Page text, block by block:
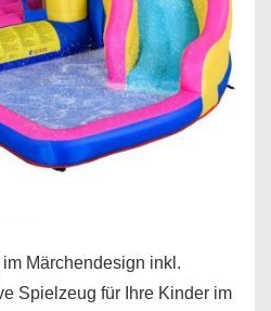
Märchendesign inkl.
Spielzeug für Ihre Kinder im